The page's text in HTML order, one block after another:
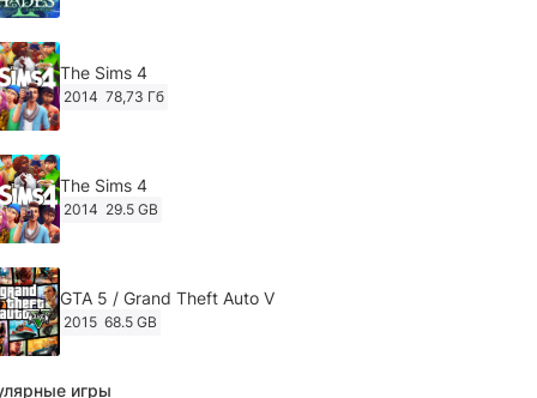
The Sims 4
2014 78,73 Гб
The Sims 4
2014 29.5 GB
GTA 5 / Grand Theft Auto V
2015 68.5 GB
игры